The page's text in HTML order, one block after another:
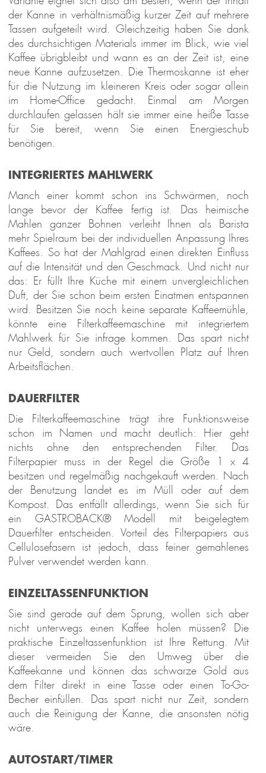
Pro
Waffeleisen
Advanced
Control
Design
Multi-
Power
Standmixer
Mix &
2.000 W
Design
Kaffeemühle
Pro Touch
30
der Kanne in verhältnismäßig kurzer Zeit auf mehrere
Tassen aufgeteilt wird. Gleichzeitig haben Sie dank
des durchsichtigen Materials immer im Blick, wie viel
Kaffee übrigbleibt und wann es an der Zeit ist, eine
neue Kanne aufzusetzen. Die Thermoskanne ist eher
für die Nutzung im kleineren Kreis oder sogar allein
im Home-Office gedacht. Einmal am Morgen
durchlaufen gelassen hält sie immer eine heiße Tasse
für Sie bereit, wenn Sie einen Energieschub
benötigen.
INTEGRIERTES MAHLWERK
Manch einer kommt schon ins Schwärmen, noch
lange bevor der Kaffee fertig ist. Das heimische
Mahlen ganzer Bohnen verleiht Ihnen als Barista
mehr Spielraum bei der individuellen Anpassung Ihres
Kaffees. So hat der Mahlgrad einen direkten Einfluss
auf die Intensität und den Geschmack. Und nicht nur
das: Er füllt Ihre Küche mit einem unvergleichlichen
Duft, der Sie schon beim ersten Einatmen entspannen
wird. Besitzen Sie noch keine separate Kaffeemühle,
könnte eine Filterkaffeemaschine mit integriertem
Mahlwerk für Sie infrage kommen. Das spart nicht
nur Geld, sondern auch wertvollen Platz auf Ihren
Arbeitsflächen.
DAUERFILTER
Die Filterkaffeemaschine trägt ihre Funktionsweise
schon im Namen und macht deutlich: Hier geht
nichts ohne den entsprechenden Filter. Das
Filterpapier muss in der Regel die Größe 1 x 4
besitzen und regelmäßig nachgekauft werden. Nach
der Benutzung landet es im Müll oder auf dem
Kompost. Das entfällt allerdings, wenn Sie sich für
ein GASTROBACK® Modell mit beigelegtem
Dauerfilter entscheiden. Vorteil des Filterpapiers aus
Cellulosefasern ist jedoch, dass feiner gemahlenes
Pulver verwendet werden kann.
EINZELTASSENFUNKTION
Sie sind gerade auf dem Sprung, wollen sich aber
nicht unterwegs einen Kaffee holen müssen? Die
praktische Einzeltassenfunktion ist Ihre Rettung. Mit
dieser vermeiden Sie den Umweg über die
Kaffeekanne und können das schwarze Gold aus
dem Filter direkt in eine Tasse oder einen To-Go-
Becher einfüllen. Das spart nicht nur Zeit, sondern
auch die Reinigung der Kanne, die ansonsten nötig
wäre.
AUTOSTART/TIMER